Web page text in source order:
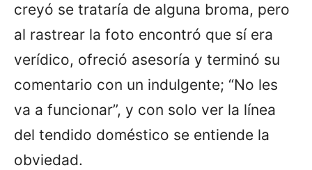
creyó se trataría de alguna broma, pero
al rastrear la foto encontró que sí era
verídico, ofreció asesoría y terminó su
comentario con un indulgente; “No les
va a funcionar”, y con solo ver la línea
del tendido doméstico se entiende la
obviedad.